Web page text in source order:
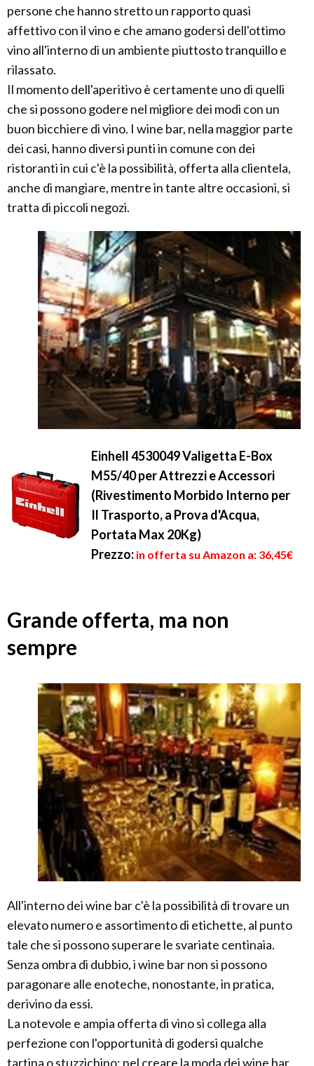
persone che hanno stretto un rapporto quasi
affettivo con il vino e che amano godersi dell'ottimo
vino all'interno di un ambiente piuttosto tranquillo e
rilassato.
Il momento dell'aperitivo è certamente uno di quelli
che si possono godere nel migliore dei modi con un
buon bicchiere di vino. I wine bar, nella maggior parte
dei casi, hanno diversi punti in comune con dei
ristoranti in cui c'è la possibilità, offerta alla clientela,
anche di mangiare, mentre in tante altre occasioni, si
tratta di piccoli negozi.
Einhell 4530049 Valigetta E-Box
M55/40 per Attrezzi e Accessori
(Rivestimento Morbido Interno per
Il Trasporto, a Prova d'Acqua,
Portata Max 20Kg)
Prezzo: in offerta su Amazon a: 36,45€
Grande offerta, ma non
sempre
All'interno dei wine bar c'è la possibilità di trovare un
elevato numero e assortimento di etichette, al punto
tale che si possono superare le svariate centinaia.
Senza ombra di dubbio, i wine bar non si possono
paragonare alle enoteche, nonostante, in pratica,
derivino da essi.
La notevole e ampia offerta di vino si collega alla
perfezione con l'opportunità di godersi qualche
tartina o stuzzichino: nel creare la moda dei wine bar,